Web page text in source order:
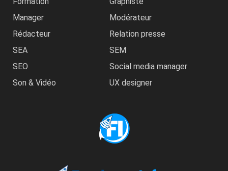
Manager
Modérateur
Rédacteur
Relation presse
SEA
SEM
SEO
Social media manager
Son & Vidéo
UX designer